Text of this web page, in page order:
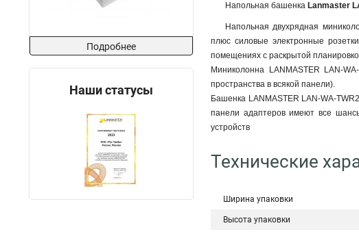
Подробнее
Наши статусы
Напольная башенка Lanmaster
Напольная двухрядная
плюс силовые электронные
помещениях с раскрытой
Миниколонна LANMASTER LAN-
пространства в всякой панели).
Башенка LANMASTER LAN-WA-
панели адаптеров имеют все
устройств
Технические
Ширина упаковки
Высота упаковки